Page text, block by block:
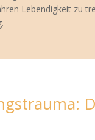
Lebendigkeit zu